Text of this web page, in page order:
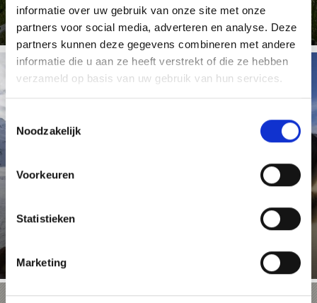
informatie over uw gebruik van onze site met onze
partners voor social media, adverteren en analyse. Deze
partners kunnen deze gegevens combineren met andere
informatie die u aan ze heeft verstrekt of die ze hebben
verzameld op basis van uw gebruik van hun services.
Noodzakelijk
Voorkeuren
Statistieken
Marketing
Het sneeuwzekere zomergletsjerskigebied in het
Meer weten